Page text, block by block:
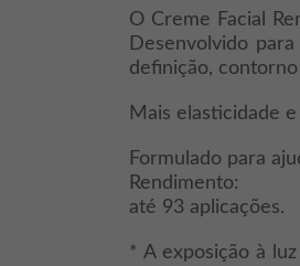
O Creme Facial
Desenvolvido
definição,
Mais elasticidade
Formulado para
Rendimento:
até 93 aplicações.
* A exposição à